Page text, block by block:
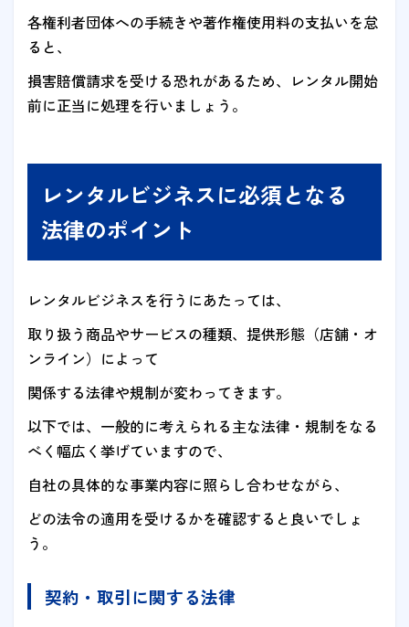
各権利者団体への手続きや著作権使用料の支払いを怠
ると、
損害賠償請求を受ける恐れがあるため、レンタル開始
前に正当に処理を行いましょう。
レンタルビジネスに必須となる
法律のポイント
レンタルビジネスを行うにあたっては、
取り扱う商品やサービスの種類、提供形態（店舗・オ
ンライン）によって
関係する法律や規制が変わってきます。
以下では、一般的に考えられる主な法律・規制をなる
べく幅広く挙げていますので、
自社の具体的な事業内容に照らし合わせながら、
どの法令の適用を受けるかを確認すると良いでしょ
う。
契約・取引に関する法律